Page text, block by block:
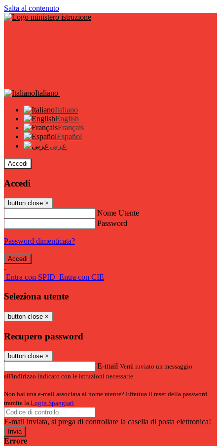
Salta al contenuto
Italiano
Italiano
English
Français
Español
عربى
Accedi
Accedi
button close ×
Nome Utente
Password
Password dimenticata?
-
Entra con SPID Entra con CIE
Seleziona utente
button close ×
Recupero password
button close ×
E-mail Verrà inviato un messaggio
all'indirizzo indicato con le istruzioni necessarie.
Non hai una e-mail associata al nome utente? Effettua il reset della password
tramite la Login Spaggiari
E-mail inviata, si prega di controllare la casella di posta elettronica!
Errore